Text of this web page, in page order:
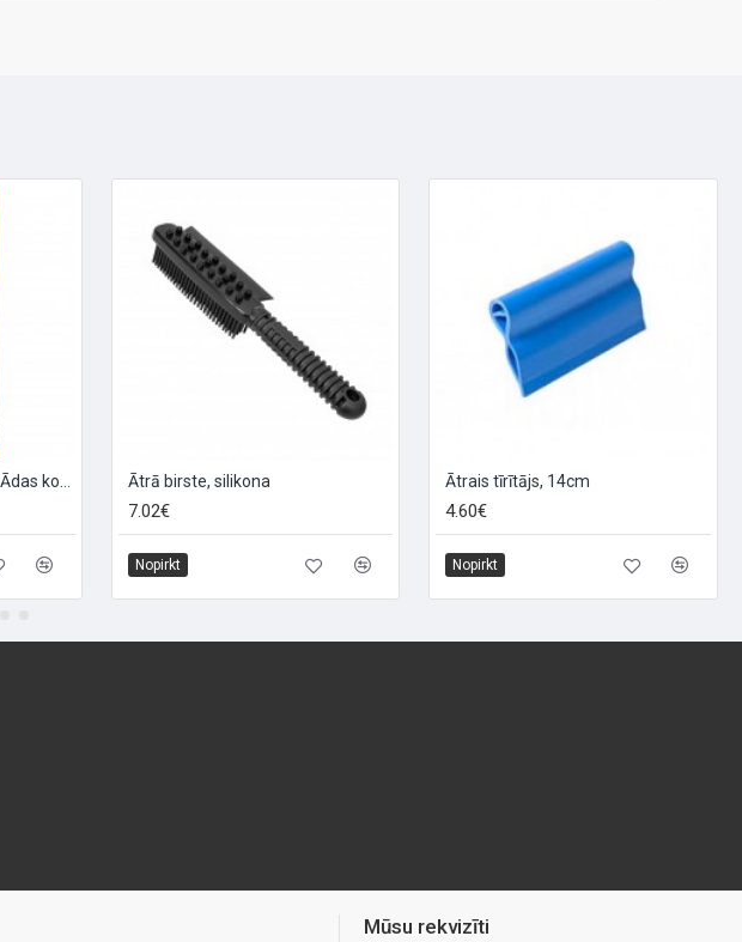
Ātrā birste, silikona
7.02€
Nopirkt
Ātrais tīrītājs, 14cm
4.60€
Nopirkt
Mūsu rekvizīti